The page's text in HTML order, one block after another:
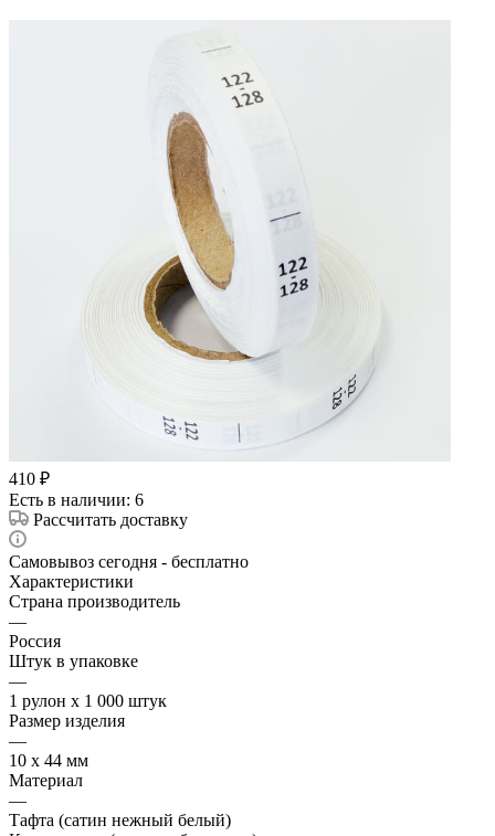
410 ₽
Есть в наличии: 6
Рассчитать доставку
Самовывоз сегодня - бесплатно
Характеристики
Страна производитель
—
Россия
Штук в упаковке
—
1 рулон х 1 000 штук
Размер изделия
—
10 х 44 мм
Материал
—
Тафта (сатин нежный белый)